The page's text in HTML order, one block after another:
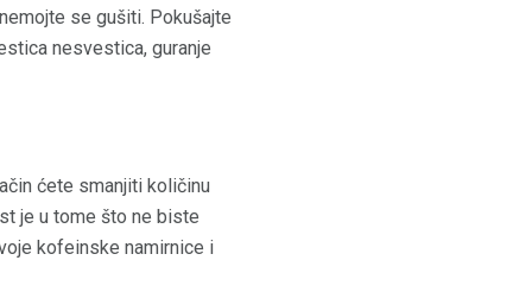
se gušiti. Pokušajte
nesvestica, guranje
ćete smanjiti količinu
je u tome što ne biste
kofeinske namirnice i